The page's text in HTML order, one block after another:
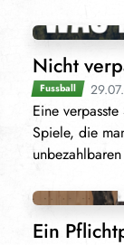
Nicht
Fussball
Eine
Spiele, die
Ein